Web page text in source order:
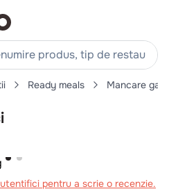
produs, tip de restaurant,
Ready meals Mancare
pentru a scrie o recenzie.